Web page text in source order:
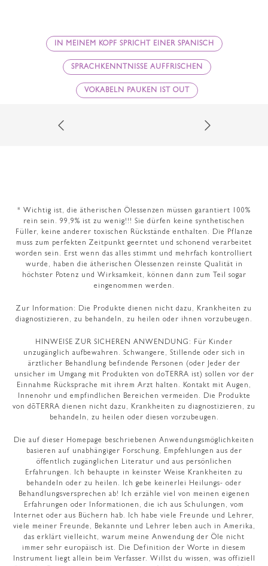
IN MEINEM KOPF SPRICHT EINER SPANISCH
SPRACHKENNTNISSE AUFFRISCHEN
VOKABELN PAUKEN IST OUT
* Wichtig ist, die ätherischen Ölessenzen müssen garantiert 100%
rein sein. 99,9% ist zu wenig!!! Sie dürfen keine synthetischen
Füller, keine anderer toxischen Rückstände enthalten. Die Pflanze
muss zum perfekten Zeitpunkt geerntet und schonend verarbeitet
worden sein. Erst wenn das alles stimmt und mehrfach kontrolliert
wurde, haben die ätherischen Ölessenzen reinste Qualität in
höchster Potenz und Wirksamkeit, können dann zum Teil sogar
eingenommen werden.
Zur Information: Die Produkte dienen nicht dazu, Krankheiten zu
diagnostizieren, zu behandeln, zu heilen oder ihnen vorzubeugen.
HINWEISE ZUR SICHEREN ANWENDUNG: Für Kinder
unzugänglich aufbewahren. Schwangere, Stillende oder sich in
ärztlicher Behandlung befindende Personen (oder Jeder der
unsicher im Umgang mit Produkten von doTERRA ist) sollen vor der
Einnahme Rücksprache mit ihrem Arzt halten. Kontakt mit Augen,
Innenohr und empfindlichen Bereichen vermeiden. Die Produkte
von dōTERRA dienen nicht dazu, Krankheiten zu diagnostizieren, zu
behandeln, zu heilen oder diesen vorzubeugen.
Die auf dieser Homepage beschriebenen Anwendungsmöglichkeiten
basieren auf unabhängiger Forschung, Empfehlungen aus der
öffentlich zugänglichen Literatur und aus persönlichen
Erfahrungen. Ich behaupte in keinster Weise Krankheiten zu
behandeln oder zu heilen. Ich gebe keinerlei Heilungs- oder
Behandlungsversprechen ab! Ich erzähle viel von meinen eigenen
Erfahrungen oder Informationen, die ich aus Schulungen, vom
Internet oder aus Büchern hab. Ich habe viele Freunde und Lehrer,
viele meiner Freunde, Bekannte und Lehrer leben auch in Amerika,
das erklärt vielleicht, warum meine Anwendung der Öle nicht
immer sehr europäisch ist. Die Definition der Worte in diesem
Instrument liegt allein beim Verfasser. Willst du wissen, was offiziell